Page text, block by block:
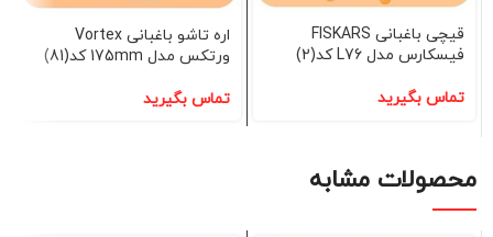
قیچی باغبانی FISKARS
فیسکارس مدل L76 کد(2)
تماس بگیرید
اره تاشو باغبانی Vortex
ورتکس مدل 175mm کد(81)
تماس بگیرید
محصولات مشابه